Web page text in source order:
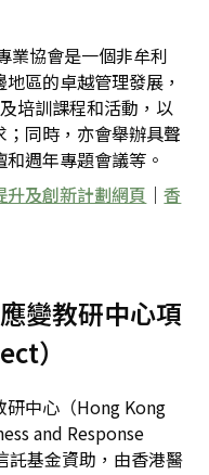
業協會是一個非牟利
區的卓越管理發展，
培訓課程和活動，以
同時，亦會舉辦具聲
週年專題會議等。
及創新計劃網頁 ｜香
變教研中心項
）
研中心（Hong Kong
and Response
基金資助，由香港醫